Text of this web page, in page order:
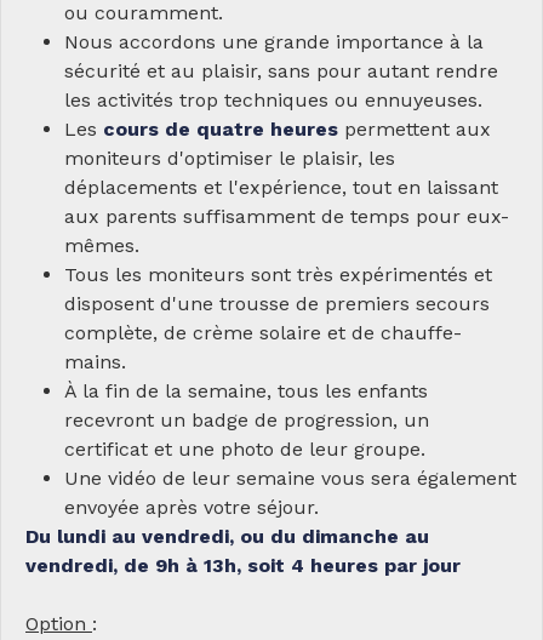
ou couramment.
Nous accordons une grande importance à la
sécurité et au plaisir, sans pour autant rendre
les activités trop techniques ou ennuyeuses.
Les cours de quatre heures permettent aux
moniteurs d'optimiser le plaisir, les
déplacements et l'expérience, tout en laissant
aux parents suffisamment de temps pour eux-
mêmes.
Tous les moniteurs sont très expérimentés et
disposent d'une trousse de premiers secours
complète, de crème solaire et de chauffe-
mains.
À la fin de la semaine, tous les enfants
recevront un badge de progression, un
certificat et une photo de leur groupe.
Une vidéo de leur semaine vous sera également
envoyée après votre séjour.
Du lundi au vendredi, ou du dimanche au
vendredi, de 9h à 13h, soit 4 heures par jour
Option :